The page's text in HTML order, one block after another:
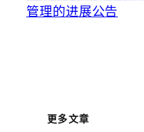
管理的进展公告
更多文章